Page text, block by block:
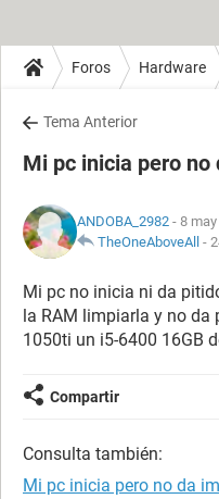
Foros Hardware
Tema Anterior
Mi pc inicia pero
ANDOBA_2982 - 8
TheOneAboveAll -
Mi pc no inicia ni da
la RAM limpiarla y no da
1050ti un i5-6400 16GB
Compartir
Consulta también:
Mi pc inicia pero no da